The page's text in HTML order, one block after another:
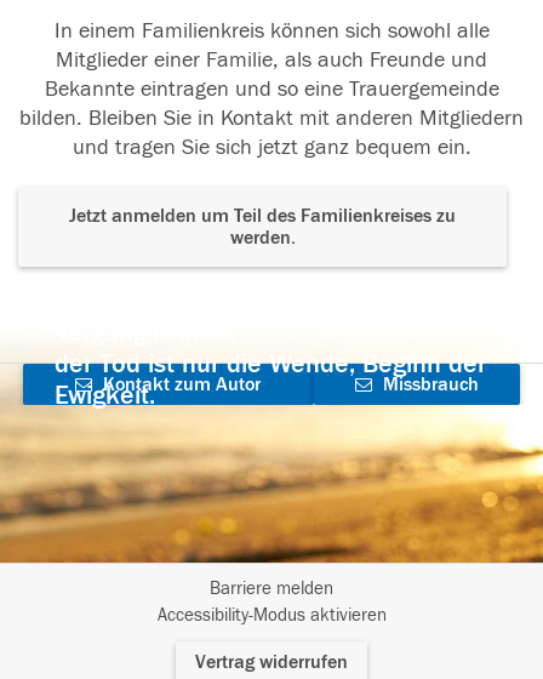
In einem Familienkreis können sich sowohl alle
Mitglieder einer Familie, als auch Freunde und
Bekannte eintragen und so eine Trauergemeinde
bilden. Bleiben Sie in Kontakt mit anderen Mitgliedern
und tragen Sie sich jetzt ganz bequem ein.
Jetzt anmelden um Teil des Familienkreises zu
werden.
der Tod ist nur die Wende, Beginn der
Ewigkeit.
Kontakt zum Autor
aufnehmen
Missbrauch
Barriere melden
Accessibility-Modus aktivieren
Vertrag widerrufen